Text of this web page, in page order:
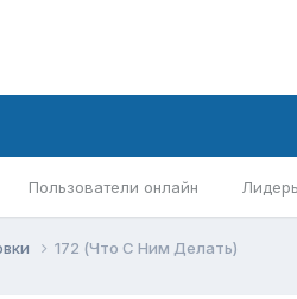
Пользователи онлайн
172 (Что С Ним Делать)